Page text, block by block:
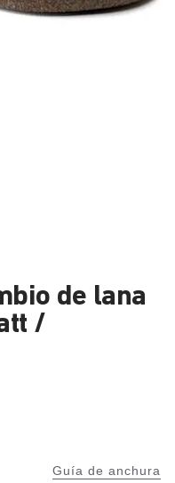
de lana
/
Guía de anchura